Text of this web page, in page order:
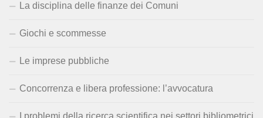
La disciplina delle finanze dei Comuni
Giochi e scommesse
Le imprese pubbliche
Concorrenza e libera professione: l’avvocatura